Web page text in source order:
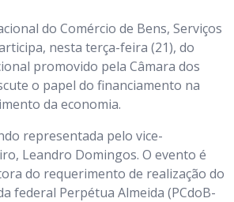
do Comércio de Bens, Serviços
nesta terça-feira (21), do
promovido pela Câmara dos
o papel do financiamento na
da economia.
representada pelo vice-
Leandro Domingos. O evento é
do requerimento de realização do
federal Perpétua Almeida (PCdoB-